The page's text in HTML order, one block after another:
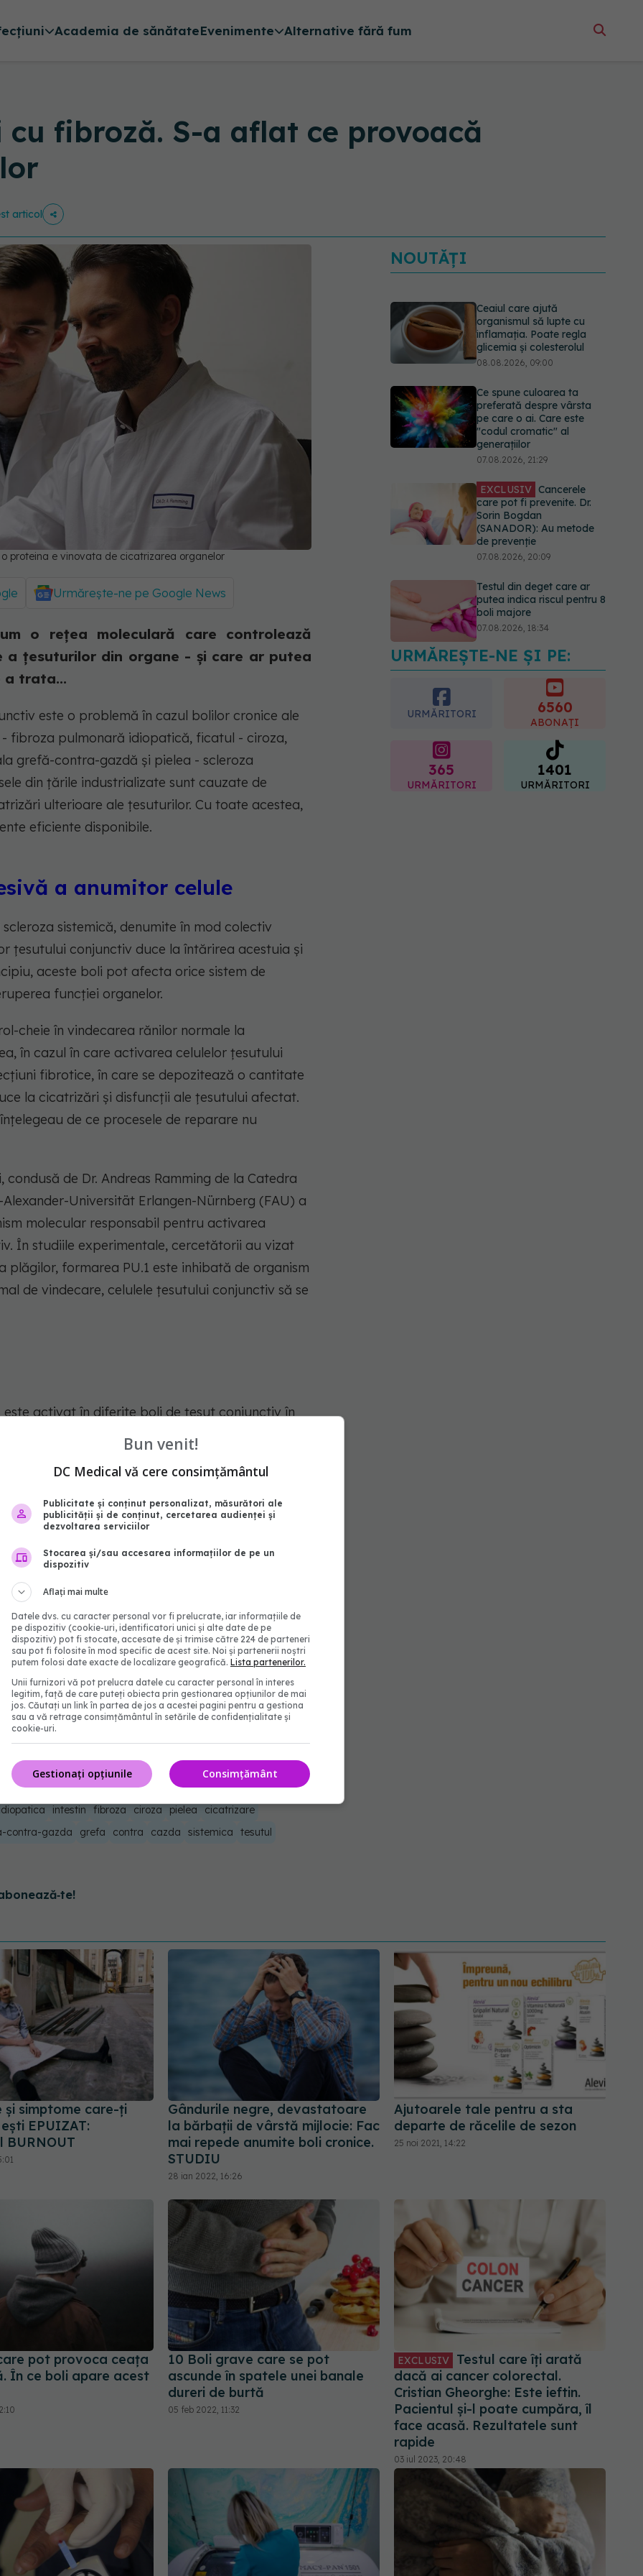
Academia de sănătateEvenimente Alternative fără fum
fibroză. S-a aflat ce provoacă
articol
proteina e vinovata de cicatrizarea organelor
Urmărește-ne pe Google News
o rețea moleculară care controlează
a țesuturilor din organe - și care ar putea
a trata...
este o problemă în cazul bolilor cronice ale
fibroza pulmonară idiopatică, ficatul - ciroza,
grefă-contra-gazdă și pielea - scleroza
din țările industrializate sunt cauzate de
ulterioare ale țesuturilor. Cu toate acestea,
eficiente disponibile.
a anumitor celule
sistemică, denumite în mod colectiv
țesutului conjunctiv duce la întărirea acestuia și
aceste boli pot afecta orice sistem de
funcției organelor.
cheie în vindecarea rănilor normale la
în cazul în care activarea celulelor țesutului
fibrotice, în care se depozitează o cantitate
la cicatrizări și disfuncții ale țesutului afectat.
de ce procesele de reparare nu
de Dr. Andreas Ramming de la Catedra
Universität Erlangen-Nürnberg (FAU) a
molecular responsabil pentru activarea
În studiile experimentale, cercetătorii au vizat
plăgilor, formarea PU.1 este inhibată de organism
de vindecare, celulele țesutului conjunctiv să se
este activat în diferite boli de țesut conjunctiv în
de ADN în celulele țesutului conjunctiv și le
a componentelor țesutului", explică Dr.
deoarece factorii implicați în depunerea
Ceea ce a au descoperit de data asta
într-o rețea de factori care controlează
explică Ramming, într-unmaterial dat
Erlangen-Nürnberg.
Această abordare a fost deja testată
să trateze mai bine fibroza, alimentând
PU.1 ar putea fi în curând lansate.
idiopatica intestin fibroza ciroza pielea
cicatrizare
contra-gazda grefa contra cazda sistemica
tesutul
NOUTĂȚI
Ceaiul care ajută
organismul să lupte cu
inflamația. Poate regla
glicemia și colesterolul
08.08.2026, 09:00
Ce spune culoarea ta
preferată despre vârsta
pe care o ai. Care este
"codul cromatic" al
generațiilor
07.08.2026, 21:29
EXCLUSIV Cancerele
care pot fi prevenite. Dr.
Sorin Bogdan
(SANADOR): Au metode
de prevenție
07.08.2026, 20:09
Testul din deget care ar
putea indica riscul pentru 8
boli majore
07.08.2026, 18:34
Fereastra alimentară de
opt ore ar putea ajuta
creierul femeilor de peste
08.08.2026, 10:00
URMĂREȘTE-NE ȘI PE:
URMĂRITORI 6560
ABONAȚI
365
URMĂRITORI
1401
URMĂRITORI
și simptome care-ți
EPUIZAT:
BURNOUT
Gândurile negre, devastatoare
la bărbații de vârstă mijlocie: Fac
mai repede anumite boli cronice.
STUDIU
28 ian 2022, 16:26
Ajutoarele tale pentru a sta
departe de răcelile de sezon
25 noi 2021, 14:22
pot provoca ceața
În ce boli apare acest
10 Boli grave care se pot
ascunde în spatele unei banale
dureri de burtă
05 feb 2022, 11:32
EXCLUSIV
Testul care îți arată
dacă ai cancer colorectal.
Cristian Gheorghe: Este ieftin.
Pacientul și-l poate cumpăra, îl
face acasă. Rezultatele sunt
rapide
03 iul 2023, 20:48
Bun venit!
DC Medical vă cere consimțământul
Publicitate și conținut personalizat, măsurători ale
publicității și de conținut, cercetarea audienței și
dezvoltarea serviciilor
Stocarea și/sau accesarea informațiilor de pe un
dispozitiv
Aflați mai multe
Datele dvs. cu caracter personal vor fi prelucrate, iar informațiile de
pe dispozitiv (cookie-uri, identificatori unici și alte date de pe
dispozitiv) pot fi stocate, accesate de și trimise către 224 de parteneri
sau pot fi folosite în mod specific de acest site. Noi și partenerii noștri
putem folosi date exacte de localizare geografică. Lista partenerilor.
Unii furnizori vă pot prelucra datele cu caracter personal în interes
legitim, față de care puteți obiecta prin gestionarea opțiunilor de mai
jos. Căutați un link în partea de jos a acestei pagini pentru a gestiona
sau a vă retrage consimțământul în setările de confidențialitate și
cookie-uri.
Consimțământ
Gestionați opțiunile